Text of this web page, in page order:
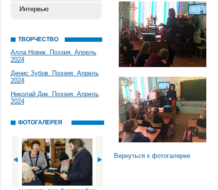
Интервью
ТВОРЧЕСТВО
Алла Новик. Поэзия. Апрель
2024
Денис Зубов. Поэзия. Апрель
2024
Николай Дик. Поэзия. Апрель
2024
ФОТОГАЛЕРЕЯ
Вернуться к фотогалерее